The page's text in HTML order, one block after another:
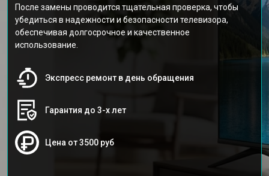
После замены проводится тщательная проверка, чтобы
убедиться в надежности и безопасности телевизора,
обеспечивая долгосрочное и качественное
использование.
Экспресс ремонт в день обращения
Гарантия до 3-х лет
Цена от 3500 руб